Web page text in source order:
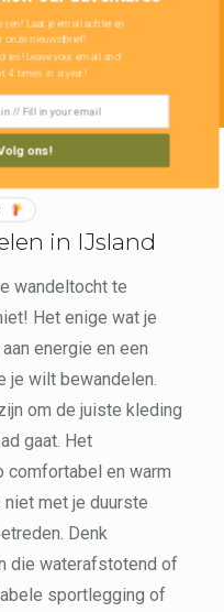
in IJsland
wandeltocht te
Het enige wat je
energie en een
je wilt bewandelen.
om de juiste kleding
gaat. Het
en warm
met je duurste
Denk
die waterafstotend of
sportlegging of
Laat je email achter en
onze nieuwsbrief!
ons!
Leave your email and
4 times in a year!